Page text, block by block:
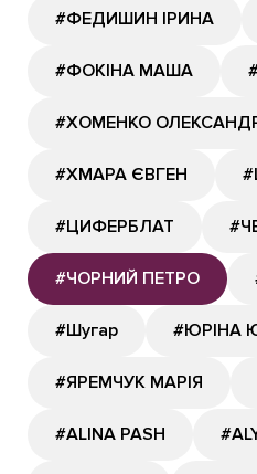
#ФЕДИШИН ІРИНА
#ФОКІНА МАША
#ХОМЕНКО
#ХМАРА ЄВГЕН
#ЦИФЕРБЛАТ
#ЧОРНИЙ ПЕТРО
#Шугар #ЮРІНА
#ЯРЕМЧУК МАРІЯ
#ALINA PASH